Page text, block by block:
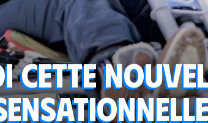
cette